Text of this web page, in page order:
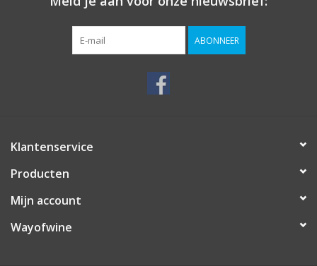
ABONNEER
Klantenservice
Producten
Mijn account
Wayofwine